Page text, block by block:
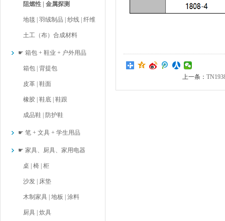
阻燃性 | 金属探测
地毯 | 羽绒制品 | 纱线 | 纤维
土工（布）合成材料
☛ 箱包 + 鞋业 + 户外用品
箱包 | 背提包
皮革 | 鞋面
橡胶 | 鞋底 | 鞋跟
成品鞋 | 防护鞋
☛ 笔 + 文具 + 学生用品
☛ 家具、厨具、家用电器
桌 | 椅 | 柜
沙发 | 床垫
木制家具 | 地板 | 涂料
厨具 | 炊具
上一条：